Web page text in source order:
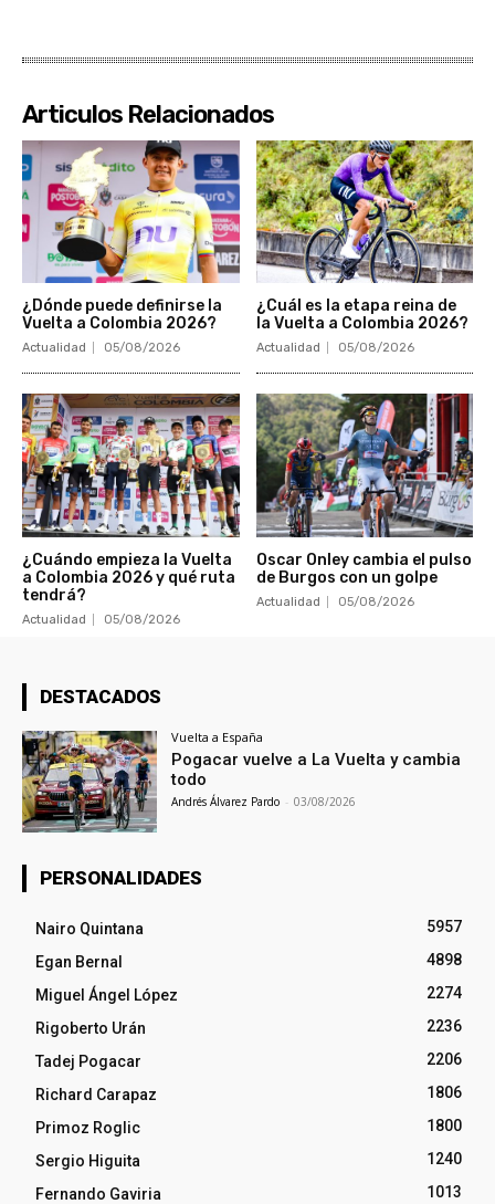
Articulos Relacionados
¿Dónde puede definirse la
Vuelta a Colombia 2026?
Actualidad 05/08/2026
¿Cuál es la etapa reina de
la Vuelta a Colombia 2026?
Actualidad 05/08/2026
¿Cuándo empieza la Vuelta
a Colombia 2026 y qué ruta
tendrá?
Actualidad 05/08/2026
Oscar Onley cambia el pulso
de Burgos con un golpe
Actualidad 05/08/2026
DESTACADOS
Vuelta a España
Pogacar vuelve a La Vuelta y cambia
todo
Andrés Álvarez Pardo - 03/08/2026
PERSONALIDADES
Nairo Quintana
5957
Egan Bernal
4898
Miguel Ángel López
2274
Rigoberto Urán
2236
Tadej Pogacar
2206
Richard Carapaz
1806
Primoz Roglic
1800
Sergio Higuita
1240
Fernando Gaviria
1013